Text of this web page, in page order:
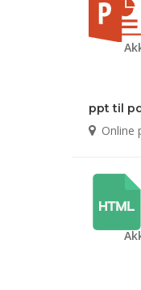
ppt til
Online